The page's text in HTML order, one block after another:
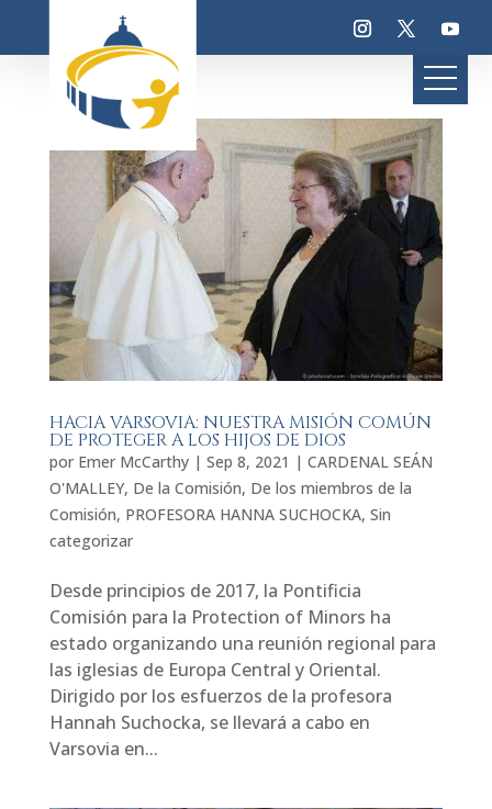
HACIA VARSOVIA: NUESTRA MISIÓN COMÚN
DE PROTEGER A LOS HIJOS DE DIOS
por Emer McCarthy| Sep 8, 2021 | CARDENAL SEÁN
O'MALLEY, De la Comisión, De los miembros de la
Comisión, PROFESORA HANNA SUCHOCKA, Sin
categorizar
Desde principios de 2017, la Pontificia
Comisión para la Protection of Minors ha
estado organizando una reunión regional para
las iglesias de Europa Central y Oriental.
Dirigido por los esfuerzos de la profesora
Hannah Suchocka, se llevará a cabo en
Varsovia en...